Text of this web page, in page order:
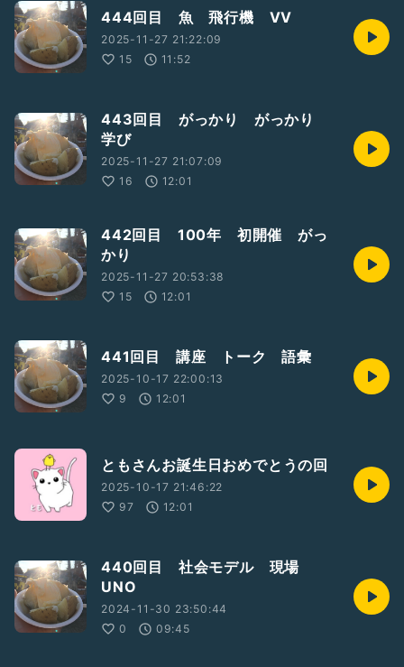
444回目 魚 飛行機 VV
2025-11-27 21:22:09
15
11:52
443回目 がっかり がっかり
学び
2025-11-27 21:07:09
16
12:01
442回目 100年 初開催 がっ
かり
2025-11-27 20:53:38
15
12:01
441回目 講座 トーク 語彙
2025-10-17 22:00:13
9
12:01
ともさんお誕生日おめでとうの回
2025-10-17 21:46:22
97
12:01
440回目 社会モデル 現場
UNO
2024-11-30 23:50:44
0
09:45